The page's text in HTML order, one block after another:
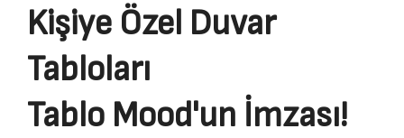
Kişiye Özel Duvar
Tabloları
Tablo Mood'un İmzası!